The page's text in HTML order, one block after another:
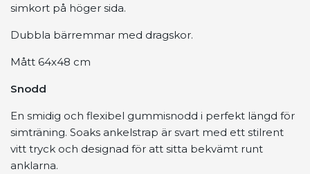
simkort på höger sida.
Dubbla bärremmar med dragskor.
Mått 64x48 cm
Snodd
En smidig och flexibel gummisnodd i perfekt längd för
simträning. Soaks ankelstrap är svart med ett stilrent
vitt tryck och designad för att sitta bekvämt runt
anklarna.